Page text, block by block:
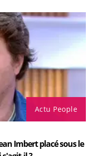
Actu People
Imbert placé sous le